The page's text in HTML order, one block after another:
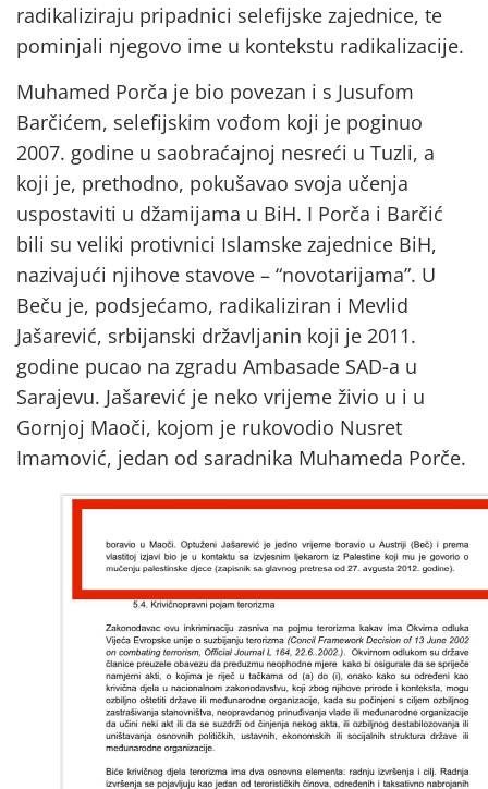
radikaliziraju pripadnici selefijske zajednice, te
pominjali njegovo ime u kontekstu radikalizacije.
Muhamed Porča je bio povezan i s Jusufom
Barčićem, selefijskim vođom koji je poginuo
2007. godine u saobraćajnoj nesreći u Tuzli, a
koji je, prethodno, pokušavao svoja učenja
uspostaviti u džamijama u BiH. I Porča i Barčić
bili su veliki protivnici Islamske zajednice BiH,
nazivajući njihove stavove – “novotarijama”. U
Beču je, podsjećamo, radikaliziran i Mevlid
Jašarević, srbijanski državljanin koji je 2011.
godine pucao na zgradu Ambasade SAD-a u
Sarajevu. Jašarević je neko vrijeme živio u i u
Gornjoj Maoči, kojom je rukovodio Nusret
Imamović, jedan od saradnika Muhameda Porče.